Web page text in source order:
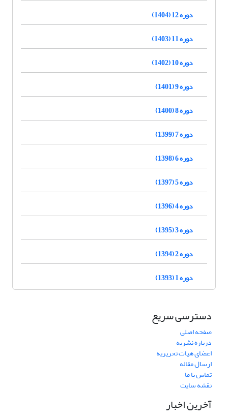
دوره 12 (1404)
دوره 11 (1403)
دوره 10 (1402)
دوره 9 (1401)
دوره 8 (1400)
دوره 7 (1399)
دوره 6 (1398)
دوره 5 (1397)
دوره 4 (1396)
دوره 3 (1395)
دوره 2 (1394)
دوره 1 (1393)
دسترسی سریع
صفحه اصلی
درباره نشریه
اعضای هیات تحریریه
ارسال مقاله
تماس با ما
نقشه سایت
آخرین اخبار